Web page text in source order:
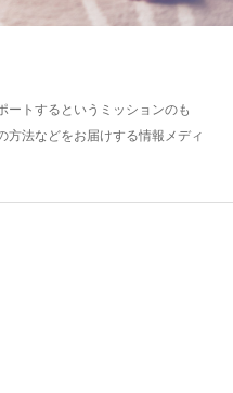
ートするというミッションのも
方法などをお届けする情報メディ